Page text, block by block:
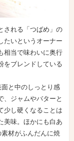
される「つばめ」の
たいというオーナー
相当で味わいに奥行
をブレンドしている
と中のしっとり感
、ジャムやバターと
少し硬くなることは
美味。ほかにも白あ
材がふんだんに焼